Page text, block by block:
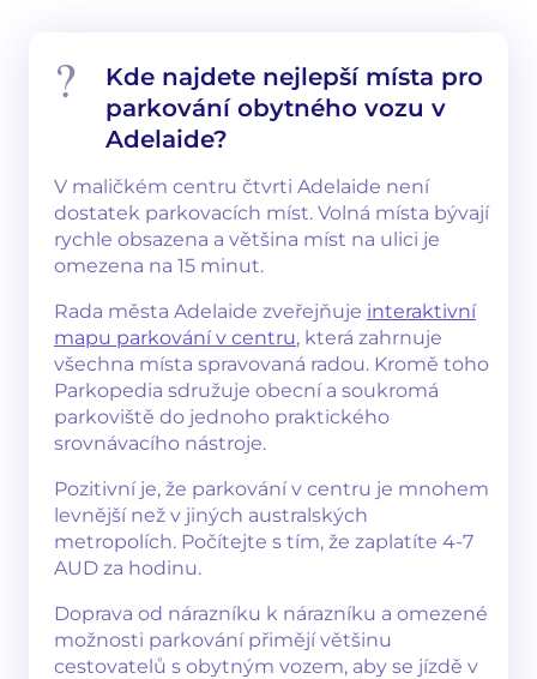
Kde najdete nejlepší místa pro
parkování obytného vozu v
Adelaide?
V maličkém centru čtvrti Adelaide není
dostatek parkovacích míst. Volná místa bývají
rychle obsazena a většina míst na ulici je
omezena na 15 minut.
Rada města Adelaide zveřejňuje interaktivní
mapu parkování v centru, která zahrnuje
všechna místa spravovaná radou. Kromě toho
Parkopedia sdružuje obecní a soukromá
parkoviště do jednoho praktického
srovnávacího nástroje.
Pozitivní je, že parkování v centru je mnohem
levnější než v jiných australských
metropolích. Počítejte s tím, že zaplatíte 4-7
AUD za hodinu.
Doprava od nárazníku k nárazníku a omezené
možnosti parkování přimějí většinu
cestovatelů s obytným vozem, aby se jízdě v